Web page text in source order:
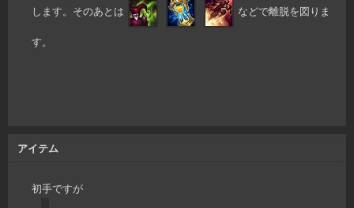
します。そのあとは などで離脱を図りま
す。
アイテム
初手ですが